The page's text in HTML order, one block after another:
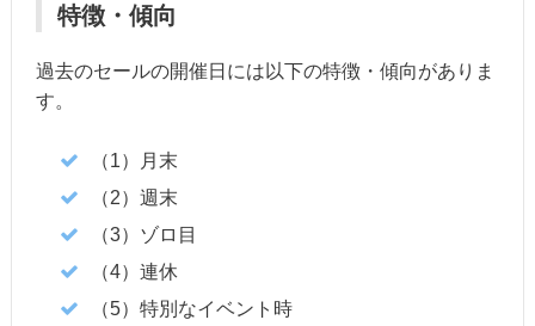
特徴・傾向
過去のセールの開催日には以下の特徴・傾向がありま
す。
（1）月末
（2）週末
（3）ゾロ目
（4）連休
（5）特別なイベント時